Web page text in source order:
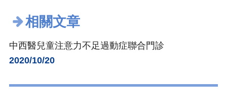
相關文章
中西醫兒童注意力不足過動症聯合門診
2020/10/20